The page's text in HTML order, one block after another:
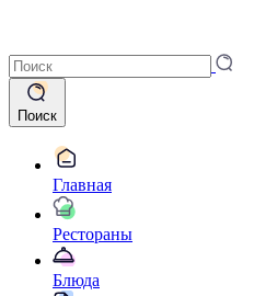
Поиск
Главная
Рестораны
Блюда